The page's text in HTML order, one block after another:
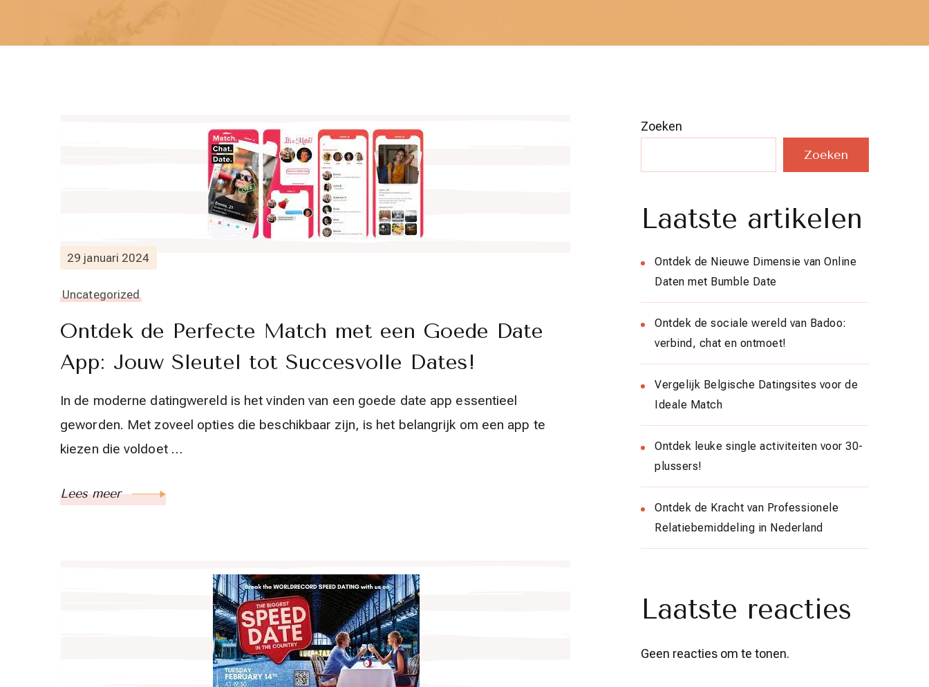
29 januari 2024
Uncategorized
Ontdek de Perfecte Match met een Goede Date
App: Jouw Sleutel tot Succesvolle Dates!
In de moderne datingwereld is het vinden van een goede date app essentieel
geworden. Met zoveel opties die beschikbaar zijn, is het belangrijk om een app te
kiezen die voldoet …
Lees meer
Zoeken
Zoeken
Laatste artikelen
Ontdek de Nieuwe Dimensie van Online
Daten met Bumble Date
Ontdek de sociale wereld van Badoo:
verbind, chat en ontmoet!
Vergelijk Belgische Datingsites voor de
Ideale Match
Ontdek leuke single activiteiten voor 30-
plussers!
Ontdek de Kracht van Professionele
Relatiebemiddeling in Nederland
Laatste reacties
Geen reacties om te tonen.